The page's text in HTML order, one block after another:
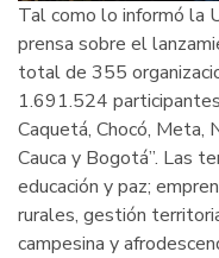
Tal como lo informó la
prensa sobre el
total de 355
1.691.524
Caquetá, Chocó, Meta,
Cauca y Bogotá”. Las
educación y paz;
rurales, gestión
campesina y